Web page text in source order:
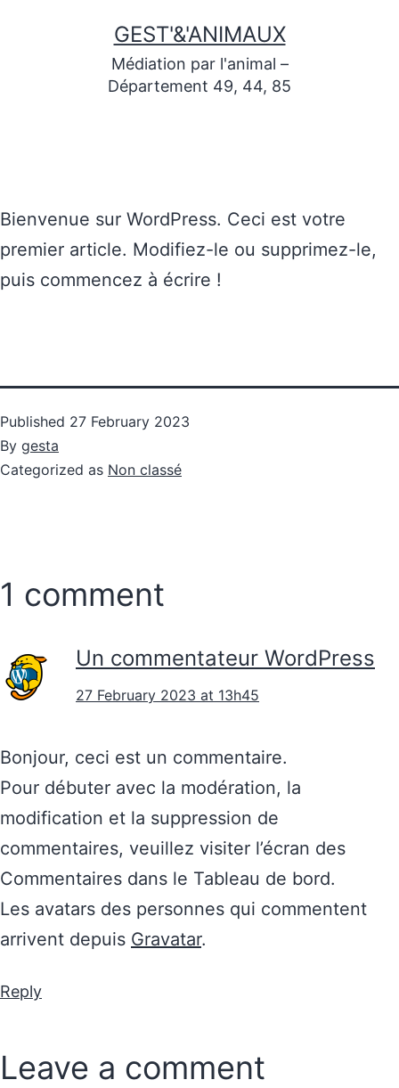
GEST'&'ANIMAUX
Médiation par l'animal –
Département 49, 44, 85
Bienvenue sur WordPress. Ceci est votre
premier article. Modifiez-le ou supprimez-le,
puis commencez à écrire !
Published 27 February 2023
By gesta
Categorized as Non classé
1 comment
Un commentateur WordPress
27 February 2023 at 13h45
Bonjour, ceci est un commentaire.
Pour débuter avec la modération, la
modification et la suppression de
commentaires, veuillez visiter l’écran des
Commentaires dans le Tableau de bord.
Les avatars des personnes qui commentent
arrivent depuis Gravatar.
Reply
Leave a comment